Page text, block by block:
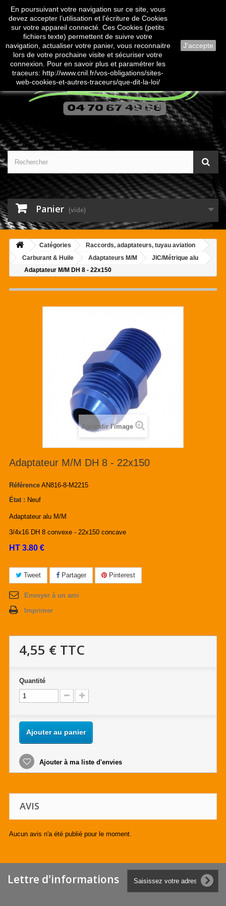
Contactez-nous
Panier (vide)
Catégories
Raccords, adaptateurs, tuyau aviation
Carburant & Huile
Adaptateurs M/M
JIC/Métrique alu
Adaptateur M/M DH 8 - 22x150
Agrandir l'image
Adaptateur M/M DH 8 - 22x150
Référence AN816-8-M2215
État : Neuf
Adaptateur alu M/M
3/4x16 DH 8 convexe - 22x150 concave
HT 3.80 €
Tweet Partager Pinterest
Envoyer à un ami
Imprimer
4,55 € TTC
Quantité
Ajouter au panier
Ajouter à ma liste d'envies
AVIS
Aucun avis n'a été publié pour le moment.
Lettre d'informations
En poursuivant votre navigation sur ce site, vous
devez accepter l’utilisation et l'écriture de Cookies
sur votre appareil connecté. Ces Cookies (petits
fichiers texte) permettent de suivre votre
navigation, actualiser votre panier, vous reconnaitre
lors de votre prochaine visite et sécuriser votre
connexion. Pour en savoir plus et paramétrer les
traceurs: http://www.cnil.fr/vos-obligations/sites-
web-cookies-et-autres-traceurs/que-dit-la-loi/
J'accepte